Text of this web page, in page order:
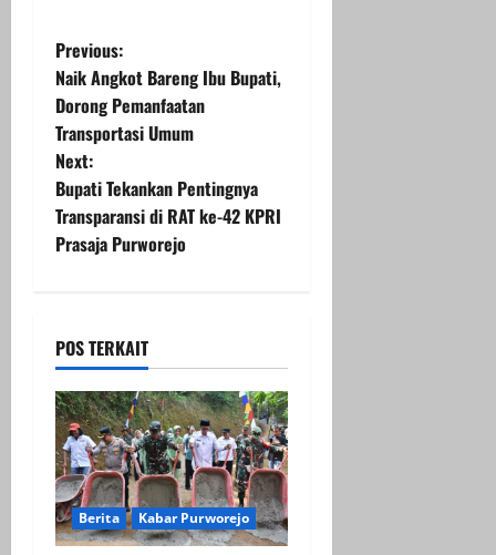
P
o
s
t
n
v
i
g
a
t
Previous:
Naik Angkot Bareng Ibu Bupati,
Dorong Pemanfaatan
Transportasi Umum
Next:
Bupati Tekankan Pentingnya
Transparansi di RAT ke-42 KPRI
Prasaja Purworejo
POS TERKAIT
Berita Kabar Purworejo